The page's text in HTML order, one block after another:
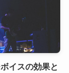
イスの効果と